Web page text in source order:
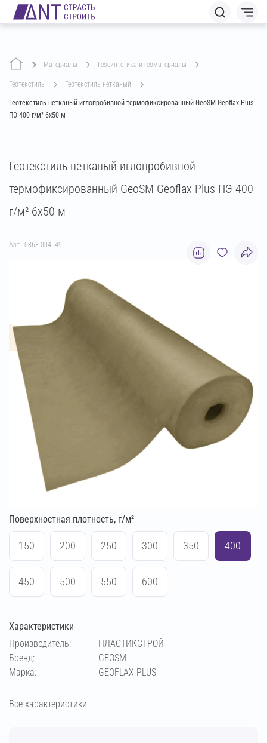
Материалы геосинтетика и геоматериалы
геотекстиль геотекстиль нетканый
Геотекстиль нетканый иглопробивной термофиксированный GeoSM Geoflax Plus
ПЭ 400 г/м² 6х50 м
Геотекстиль нетканый иглопробивной
термофиксированный GeoSM Geoflax Plus ПЭ 400
г/м² 6х50 м
Арт.: 0863.004549
Поверхностная плотность, г/м²
150 200 250 300 350 400
450 500 550 600
Характеристики
Производитель:
ПЛАСТИКСТРОЙ
Бренд:
GEOSM
Марка:
GEOFLAX PLUS
Все характеристики